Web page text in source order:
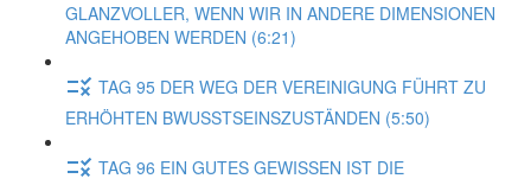
GLANZVOLLER, WENN WIR IN ANDERE DIMENSIONEN
ANGEHOBEN WERDEN (6:21)
TAG 95 DER WEG DER VEREINIGUNG FÜHRT ZU
ERHÖHTEN BWUSSTSEINSZUSTÄNDEN (5:50)
TAG 96 EIN GUTES GEWISSEN IST DIE